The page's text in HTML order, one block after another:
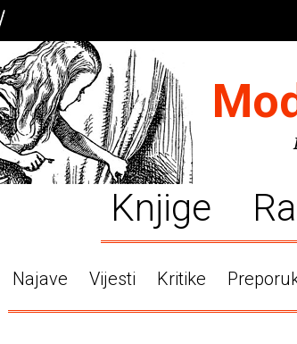
Knjige
Najave Vijesti Kritike